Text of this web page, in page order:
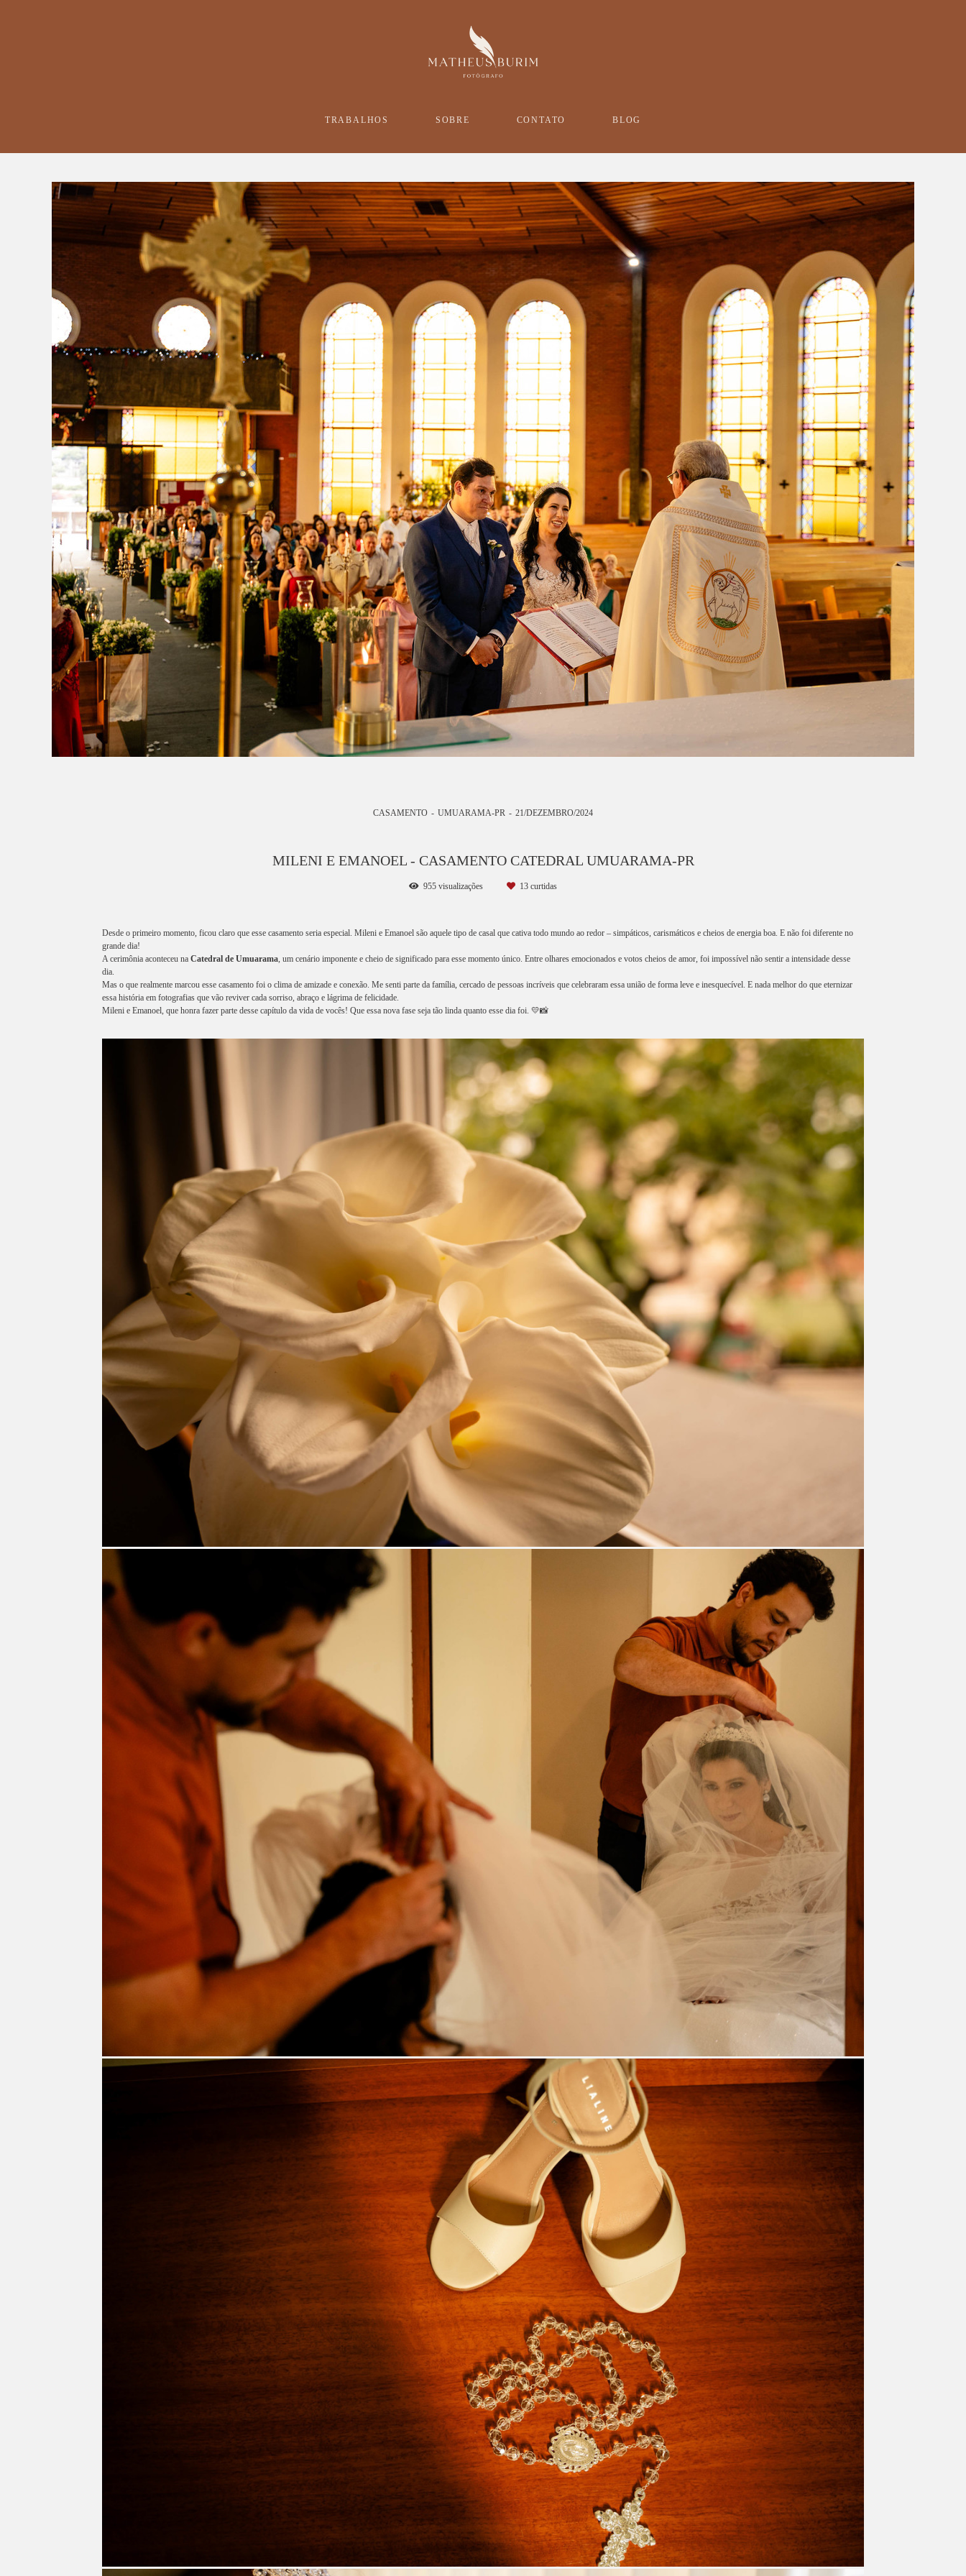
TRABALHOS SOBRE CONTATO BLOG
CASAMENTO UMUARAMA-PR 21/DEZEMBRO/2024
MILENI E EMANOEL - CASAMENTO CATEDRAL UMUARAMA-PR
955 visualizações 13 curtidas
Desde o primeiro momento, ficou claro que esse casamento seria especial. Mileni e Emanoel são aquele tipo de casal que cativa todo mundo ao redor – simpáticos, carismáticos e cheios de energia boa. E não foi diferente no
grande dia!
A cerimônia aconteceu na Catedral de Umuarama, um cenário imponente e cheio de significado para esse momento único. Entre olhares emocionados e votos cheios de amor, foi impossível não sentir a intensidade desse
dia.
Mas o que realmente marcou esse casamento foi o clima de amizade e conexão. Me senti parte da família, cercado de pessoas incríveis que celebraram essa união de forma leve e inesquecível. E nada melhor do que eternizar
essa história em fotografias que vão reviver cada sorriso, abraço e lágrima de felicidade.
Mileni e Emanoel, que honra fazer parte desse capítulo da vida de vocês! Que essa nova fase seja tão linda quanto esse dia foi. 💛📸